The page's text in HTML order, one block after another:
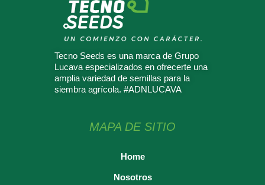
Tecno Seeds es una marca de Grupo
Lucava especializados en ofrecerte una
amplia variedad de semillas para la
siembra agrícola. #ADNLUCAVA
MAPA DE SITIO
Home
Nosotros